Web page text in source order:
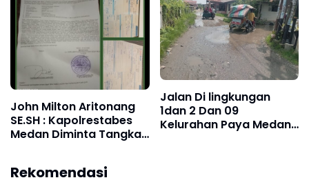
John Milton Aritonang
SE.SH : Kapolrestabes
Medan Diminta Tangkap
Jalan Di lingkungan
1dan 2 Dan 09
Kelurahan Paya Medan
Rekomendasi